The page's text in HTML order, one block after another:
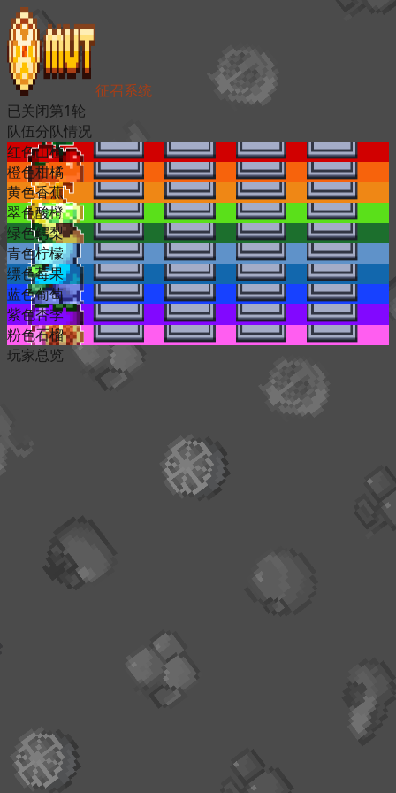
征召系统
已关闭第1轮
队伍分队情况
红色山楂
橙色柑橘
黄色香蕉
翠色酸橙
绿色鳄梨
青色柠檬
缥色莓果
蓝色葡萄
紫色杏李
粉色石榴
玩家总览